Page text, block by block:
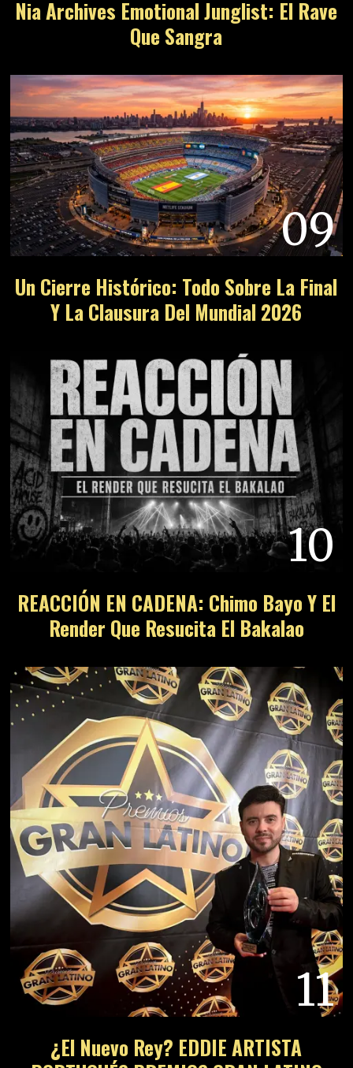
Nia Archives Emotional Junglist: El Rave
Que Sangra
09
Un Cierre Histórico: Todo Sobre La Final
Y La Clausura Del Mundial 2026
10
REACCIÓN EN CADENA: Chimo Bayo Y El
Render Que Resucita El Bakalao
11
¿El Nuevo Rey? EDDIE ARTISTA